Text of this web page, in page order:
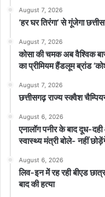
August 7, 2026
‘हर घर तिरंगा’ से गूंजेगा
August 7, 2026
कोसा की चमक अब वैश्विक
का प्रीमियम हैंडलूम ब्रांड
August 7, 2026
छत्तीसगढ़ राज्य स्क्वैश
August 6, 2026
एनालॉग पनीर के बाद दूध-
स्वास्थ्य मंत्री बोले- नहीं
August 6, 2026
लिव-इन में रह रही बीएड
बाद की हत्या